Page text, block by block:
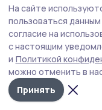
практический
Сохранение
Глава области
первое
На сайте
пользоваться
согласие на
с настоящим
и Политикой
можно отменить в
Принять